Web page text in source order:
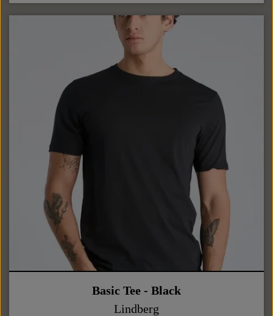
Basic Tee - Black
Lindberg